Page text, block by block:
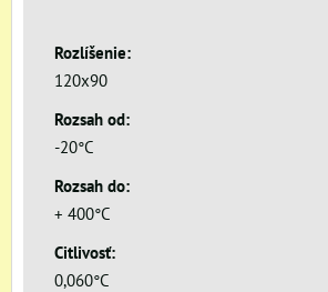
Rozlíšenie:
120x90
Rozsah od:
-20°C
Rozsah do:
+ 400°C
Citlivosť:
0,060°C